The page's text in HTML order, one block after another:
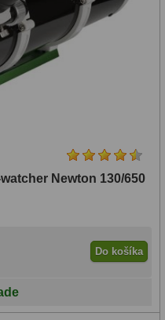
Newton 130/650
Do košíka